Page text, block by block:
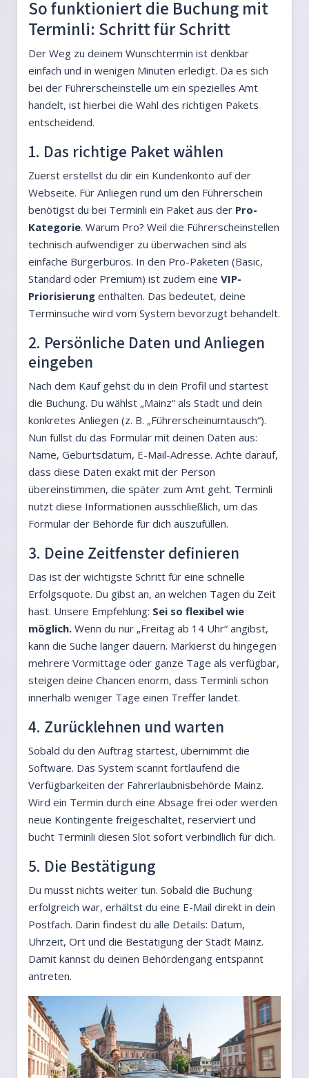
So funktioniert die Buchung mit
Terminli: Schritt für Schritt
Der Weg zu deinem Wunschtermin ist denkbar
einfach und in wenigen Minuten erledigt. Da es sich
bei der Führerscheinstelle um ein spezielles Amt
handelt, ist hierbei die Wahl des richtigen Pakets
entscheidend.
1. Das richtige Paket wählen
Zuerst erstellst du dir ein Kundenkonto auf der
Webseite. Für Anliegen rund um den Führerschein
benötigst du bei Terminli ein Paket aus der Pro-
Kategorie. Warum Pro? Weil die Führerscheinstellen
technisch aufwendiger zu überwachen sind als
einfache Bürgerbüros. In den Pro-Paketen (Basic,
Standard oder Premium) ist zudem eine VIP-
Priorisierung enthalten. Das bedeutet, deine
Terminsuche wird vom System bevorzugt behandelt.
2. Persönliche Daten und Anliegen
eingeben
Nach dem Kauf gehst du in dein Profil und startest
die Buchung. Du wählst „Mainz“ als Stadt und dein
konkretes Anliegen (z. B. „Führerscheinumtausch“).
Nun füllst du das Formular mit deinen Daten aus:
Name, Geburtsdatum, E-Mail-Adresse. Achte darauf,
dass diese Daten exakt mit der Person
übereinstimmen, die später zum Amt geht. Terminli
nutzt diese Informationen ausschließlich, um das
Formular der Behörde für dich auszufüllen.
3. Deine Zeitfenster definieren
Das ist der wichtigste Schritt für eine schnelle
Erfolgsquote. Du gibst an, an welchen Tagen du Zeit
hast. Unsere Empfehlung: Sei so flexibel wie
möglich. Wenn du nur „Freitag ab 14 Uhr“ angibst,
kann die Suche länger dauern. Markierst du hingegen
mehrere Vormittage oder ganze Tage als verfügbar,
steigen deine Chancen enorm, dass Terminli schon
innerhalb weniger Tage einen Treffer landet.
4. Zurücklehnen und warten
Sobald du den Auftrag startest, übernimmt die
Software. Das System scannt fortlaufend die
Verfügbarkeiten der Fahrerlaubnisbehörde Mainz.
Wird ein Termin durch eine Absage frei oder werden
neue Kontingente freigeschaltet, reserviert und
bucht Terminli diesen Slot sofort verbindlich für dich.
5. Die Bestätigung
Du musst nichts weiter tun. Sobald die Buchung
erfolgreich war, erhältst du eine E-Mail direkt in dein
Postfach. Darin findest du alle Details: Datum,
Uhrzeit, Ort und die Bestätigung der Stadt Mainz.
Damit kannst du deinen Behördengang entspannt
antreten.